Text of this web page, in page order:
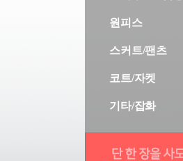
원피스
스커트/팬츠
코트/자켓
기타/잡화